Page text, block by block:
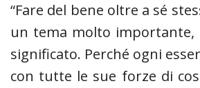
“Fare del bene oltre a sé
un tema molto importante,
significato. Perché ogni
con tutte le sue forze di